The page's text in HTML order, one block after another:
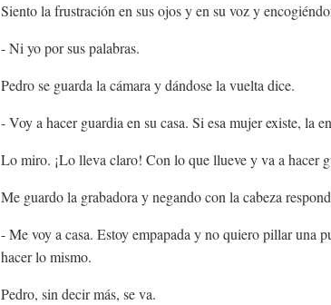
Siento la frustración en sus ojos y en su voz y
- Ni yo por sus palabras.
Pedro se guarda la cámara y dándose la vuelta dice.
- Voy a hacer guardia en su casa. Si esa mujer existe, la
Lo miro. ¡Lo lleva claro! Con lo que llueve y va a hacer
Me guardo la grabadora y negando con la cabeza
- Me voy a casa. Estoy empapada y no quiero pillar una
hacer lo mismo.
Pedro, sin decir más, se va.